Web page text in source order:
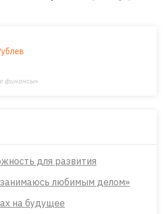
финансы»
для развития
любимым делом»
на будущее